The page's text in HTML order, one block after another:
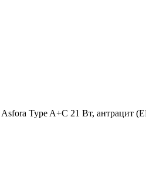
Type A+C 21 Вт, антрацит